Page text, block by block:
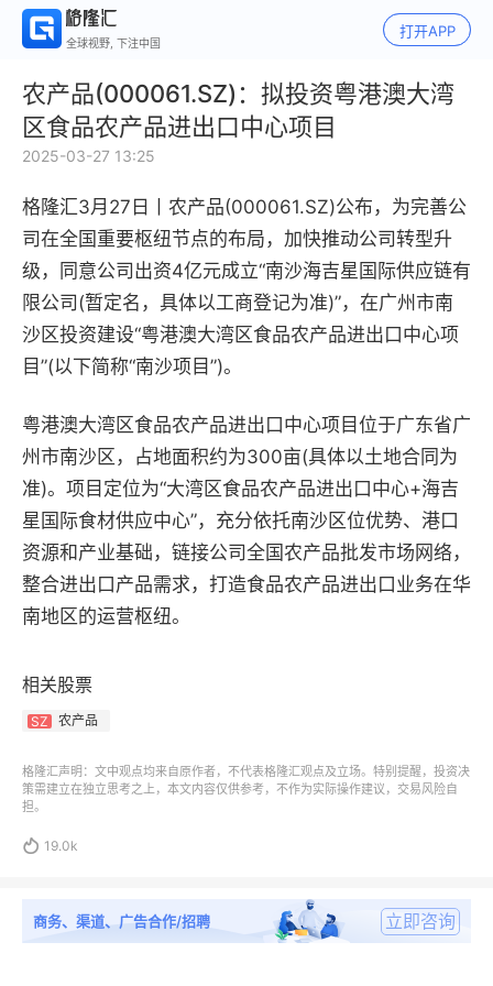
全球视野, 下注中国
打开APP
农产品(000061.SZ)：拟投资粤港澳大湾
区食品农产品进出口中心项目
2025-03-27 13:25
格隆汇3月27日丨 农产品(000061.SZ)公布，为完善公
司在全国重要枢纽节点的布局，加快推动公司转型升
级，同意公司出资4亿元成立“南沙海吉星国际供应链有
限公司(暂定名，具体以工商登记为准)”，在广州市南
沙区投资建设“粤港澳大湾区食品农产品进出口中心项
目”(以下简称“南沙项目”)。
粤港澳大湾区食品农产品进出口中心项目位于广东省广
州市南沙区，占地面积约为300亩(具体以土地合同为
准)。项目定位为“大湾区食品农产品进出口中心+海吉
星国际食材供应中心”，充分依托南沙区位优势、港口
资源和产业基础，链接公司全国农产品批发市场网络，
整合进出口产品需求，打造食品农产品进出口业务在华
南地区的运营枢纽。
相关股票
SZ 农产品
格隆汇声明：文中观点均来自原作者，不代表格隆汇观点及立场。特别提醒，投资决
策需建立在独立思考之上，本文内容仅供参考，不作为实际操作建议，交易风险自
担。
 19.0k
商务、渠道、广告合作/招聘 立即咨询